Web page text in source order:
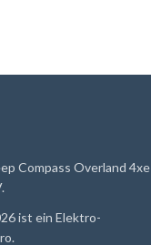
Compass Overland 4xe
ist ein Elektro-